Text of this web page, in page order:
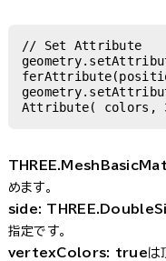
// Set Attribute
Attribute( colors,
めます。
side:
指定です。
vertexColors: trueは